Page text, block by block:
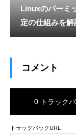
Linuxのパーミ
定の仕組みを解
コメント
0 トラック
トラックバックURL